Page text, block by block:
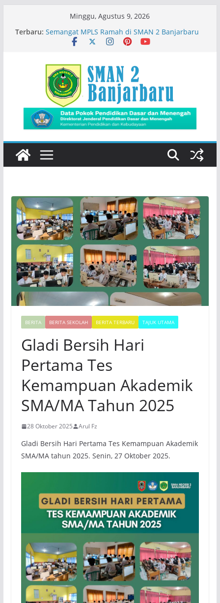
Minggu, Agustus 9, 2026
Terbaru: Semangat MPLS Ramah di SMAN 2 Banjarbaru
Kemeriahan Road Tour DBL 2026
Siswa SMADA Belajar Seru Bareng Dosen Biologi
FMIPA ULM
BERITA BERITA SEKOLAH BERITA TERBARU TAJUK UTAMA
Gladi Bersih Hari
Pertama Tes
Kemampuan Akademik
SMA/MA Tahun 2025
28 Oktober 2025 Arul Fz
Gladi Bersih Hari Pertama Tes Kemampuan Akademik
SMA/MA tahun 2025. Senin, 27 Oktober 2025.